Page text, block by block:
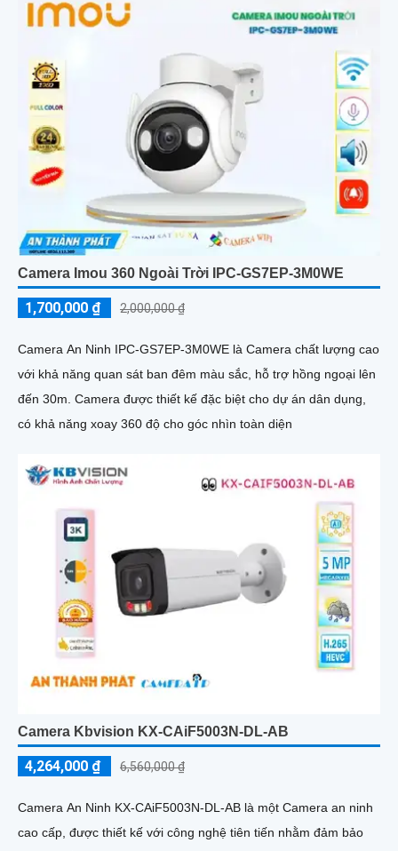
Camera Imou 360 Ngoài Trời IPC-GS7EP-3M0WE
1,700,000 ₫ 2,000,000 ₫
Camera An Ninh IPC-GS7EP-3M0WE là Camera chất lượng cao
với khả năng quan sát ban đêm màu sắc, hỗ trợ hồng ngoại lên
đến 30m. Camera được thiết kế đặc biệt cho dự án dân dụng,
có khả năng xoay 360 độ cho góc nhìn toàn diện
Camera Kbvision KX-CAiF5003N-DL-AB
4,264,000 ₫ 6,560,000 ₫
Camera An Ninh KX-CAiF5003N-DL-AB là một Camera an ninh
cao cấp, được thiết kế với công nghệ tiên tiến nhằm đảm bảo